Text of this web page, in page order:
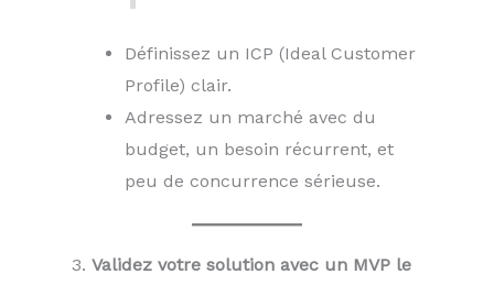
Définissez un ICP (Ideal Customer
Profile) clair.
Adressez un marché avec du
budget, un besoin récurrent, et
peu de concurrence sérieuse.
3. Validez votre solution avec un MVP le